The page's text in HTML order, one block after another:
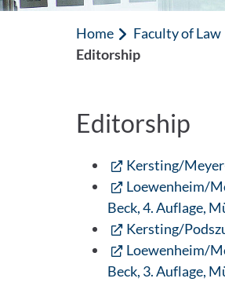
Home Faculty of Law
Editorship
Editorship
Kersting/
Loewenheim/
Beck, 4. Auflage,
Kersting/
Loewenheim/
Beck, 3. Auflage,